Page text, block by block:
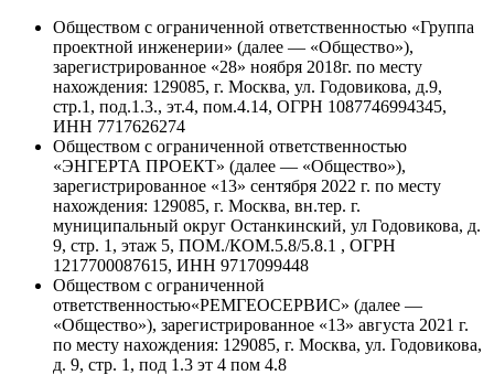
Обществом с ограниченной ответственностью «Группа
проектной инженерии» (далее — «Общество»),
зарегистрированное «28» ноября 2018г. по месту
нахождения: 129085, г. Москва, ул. Годовикова, д.9,
стр.1, под.1.3., эт.4, пом.4.14, ОГРН 1087746994345,
ИНН 7717626274
Обществом с ограниченной ответственностью
«ЭНГЕРТА ПРОЕКТ» (далее — «Общество»),
зарегистрированное «13» сентября 2022 г. по месту
нахождения: 129085, г. Москва, вн.тер. г.
муниципальный округ Останкинский, ул Годовикова, д.
9, стр. 1, этаж 5, ПОМ./КОМ.5.8/5.8.1 , ОГРН
1217700087615, ИНН 9717099448
Обществом с ограниченной
ответственностью«РЕМГЕОСЕРВИС» (далее —
«Общество»), зарегистрированное «13» августа 2021 г.
по месту нахождения: 129085, г. Москва, ул. Годовикова,
д. 9, стр. 1, под 1.3 эт 4 пом 4.8